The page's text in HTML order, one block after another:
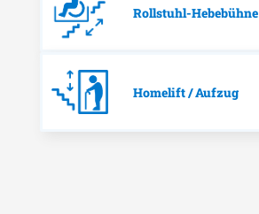
Rollstuhl-Hebebühne
Homelift / Aufzug